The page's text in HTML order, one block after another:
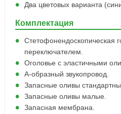
Два цветовых варианта
Комплектация
Стетофонендоскопическая
переключателем.
Оголовье с эластичными
А-образный звукопровод.
Запасные оливы
Запасные оливы малые.
Запасная мембрана.